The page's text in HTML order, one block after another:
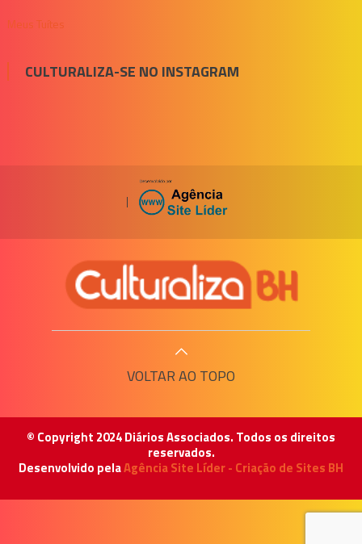
Meus Tuítes
CULTURALIZA-SE NO INSTAGRAM
|
VOLTAR AO TOPO
© Copyright 2024 Diários Associados. Todos os direitos
reservados.
Desenvolvido pelaAgência Site Líder - Criação de Sites BH